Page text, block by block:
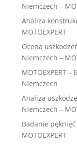
Niemczech –
Analiza
MOTOEXPERT
Ocena
Niemczech –
MOTOEXPERT
Niemczech
Analiza
Niemczech –
Badanie
MOTOEXPERT